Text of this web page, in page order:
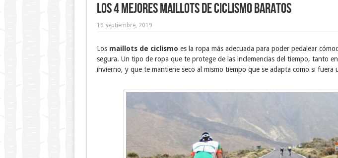
Los 4 mejores maillots de ciclismo baratos
19 septiembre, 2019
Los maillots de ciclismo es la ropa más adecuada para poder pedalear
segura. Un tipo de ropa que te protege de las inclemencias del tiempo, tanto
invierno, y que te mantiene seco al mismo tiempo que se adapta como si fuera